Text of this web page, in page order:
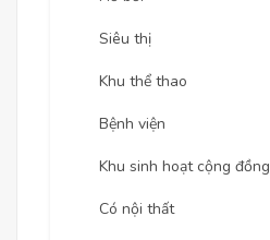
Siêu thị
Khu thể thao
Bệnh viện
Khu sinh hoạt cộng đồng
Có nội thất